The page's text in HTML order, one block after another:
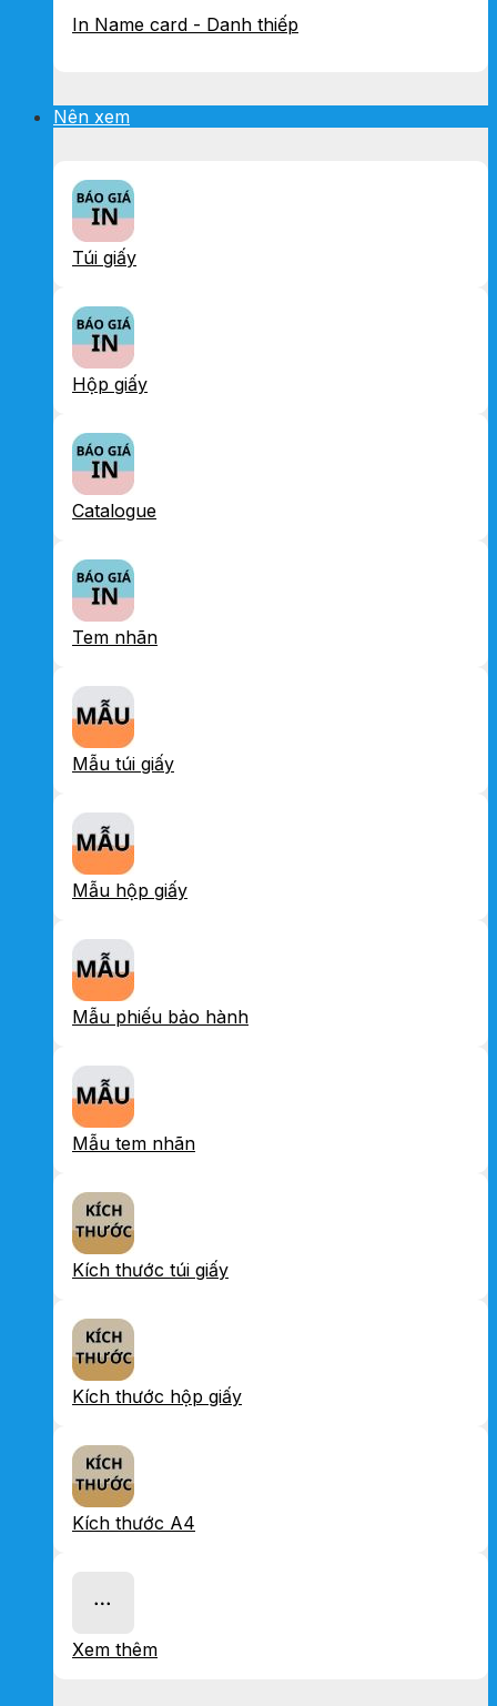
In Name card - Danh thiếp
Nên xem
Túi giấy
Hộp giấy
Catalogue
Tem nhãn
Mẫu túi giấy
Mẫu hộp giấy
Mẫu phiếu bảo hành
Mẫu tem nhãn
Kích thước túi giấy
Kích thước hộp giấy
Kích thước A4
Xem thêm